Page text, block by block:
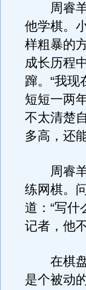
周睿羊
他学棋。
样粗暴的
成长历程
蹿。“我
短短一两
不太清楚
多高，还
周睿羊
练网棋。
道：“写什
记者，他
在棋盘
是个被动